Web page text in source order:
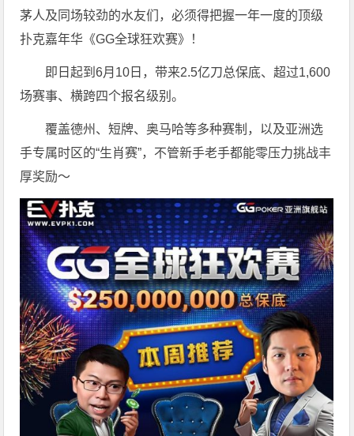
茅人及同场较劲的水友们，必须得把握一年一度的顶级
扑克嘉年华《GG全球狂欢赛》！
即日起到6月10日，带来2.5亿刀总保底、超过1,600
场赛事、横跨四个报名级别。
覆盖德州、短牌、奥马哈等多种赛制，以及亚洲选
手专属时区的“生肖赛”，不管新手老手都能零压力挑战丰
厚奖励～